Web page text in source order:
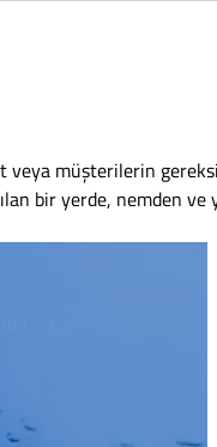
müşterilerin
bir yerde, nemden ve
karbon ürün çözümü